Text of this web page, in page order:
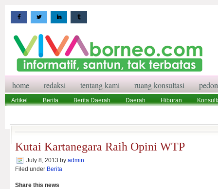
home redaksi tentang kami ruang konsultasi
Artikel Berita Berita Daerah Daerah Hiburan
Kutai Kartanegara Raih Opini WTP
July 8, 2013 by admin
Filed under Berita
Share this news